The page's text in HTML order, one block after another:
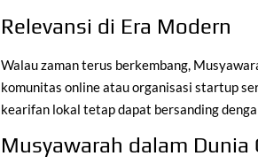
Relevansi di Era Modern
Walau zaman terus berkembang,
komunitas online atau organisasi startup
kearifan lokal tetap dapat bersanding
Musyawarah dalam Dunia